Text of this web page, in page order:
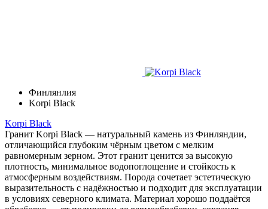
Финлянлия
Korpi Black
Korpi Black
Гранит Korpi Black — натуральный камень из Финляндии,
отличающийся глубоким чёрным цветом с мелким
равномерным зерном. Этот гранит ценится за высокую
плотность, минимальное водопоглощение и стойкость к
атмосферным воздействиям. Порода сочетает эстетическую
выразительность с надёжностью и подходит для эксплуатации
в условиях северного климата. Материал хорошо поддаётся